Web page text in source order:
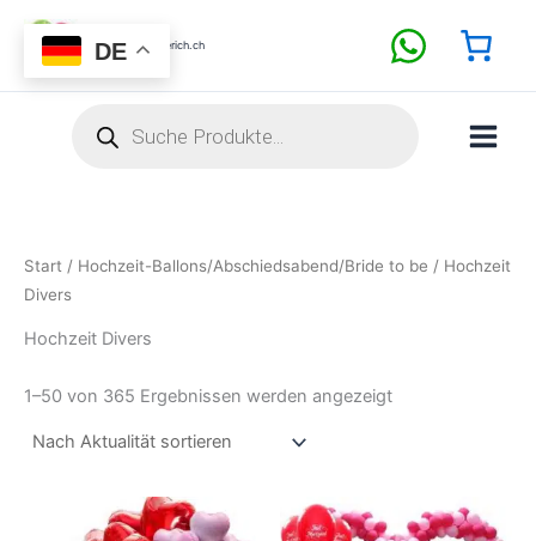
Inhalt
springen
BallonShopZuerich.ch
Start / Hochzeit-Ballons/Abschiedsabend/Bride to be / Hochzeit
Divers
Hochzeit Divers
1–50 von 365 Ergebnissen werden angezeigt
Aktualität
sortiert
DE